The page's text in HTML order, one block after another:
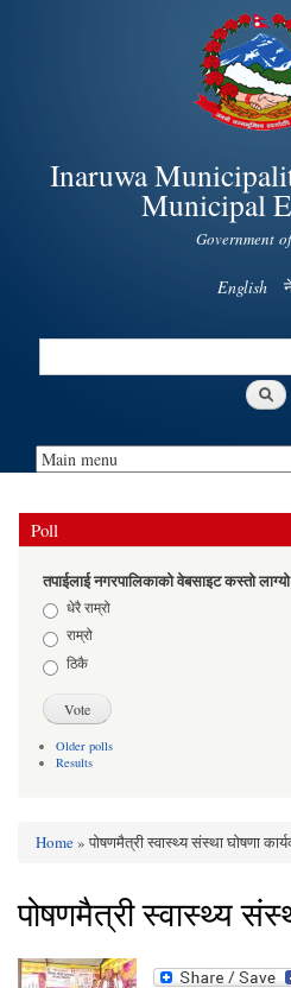
Skip to
main
content
Inaruwa
Municipal
Government
English
Search
Poll
तपाईलाई नगरपालिकाको वेबसाइट कस्तो
Choicesधेरै राम्रो
राम्रो
ठिकै
Older polls
Results
You are here
Home» पोषणमैत्री स्वास्थ्य संस्था घोषणा
पोषणमैत्री स्वास्थ्य